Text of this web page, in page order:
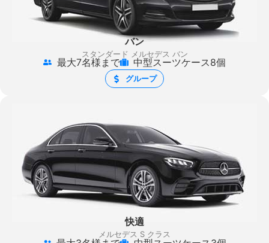
バン
スタンダード メルセデス バン
最大7名様まで 中型スーツケース8個
グループ
快適
メルセデス S クラス